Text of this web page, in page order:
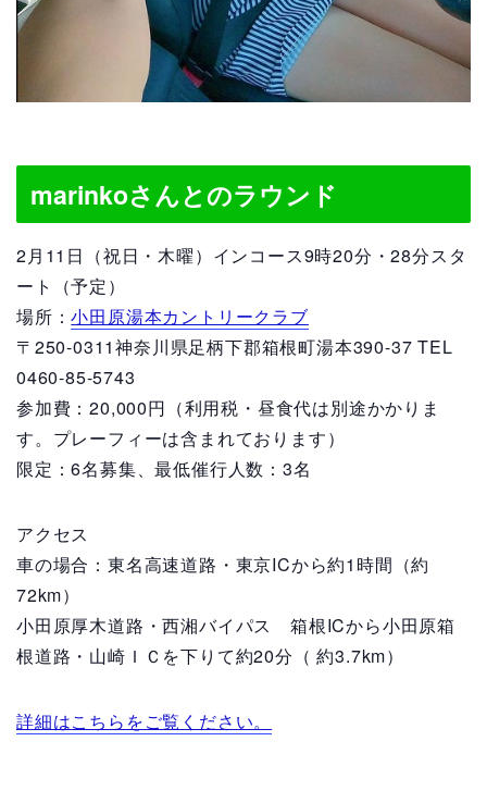
marinkoさんとのラウンド
2月11日（祝日・木曜）インコース9時20分・28分スタ
ート（予定）
場所：小田原湯本カントリークラブ
〒250-0311神奈川県足柄下郡箱根町湯本390-37 TEL
0460-85-5743
参加費：20,000円（利用税・昼食代は別途かかりま
す。プレーフィーは含まれております）
限定：6名募集、最低催行人数：3名
アクセス
車の場合：東名高速道路・東京ICから約1時間（約
72km）
小田原厚木道路・西湘バイパス 箱根ICから小田原箱
根道路・山崎ＩＣを下りて約20分（ 約3.7km）
詳細はこちらをご覧ください。